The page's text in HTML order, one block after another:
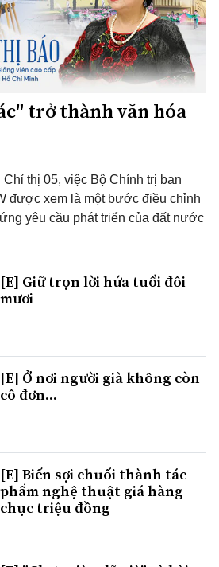
trở thành văn hóa
thị 05, việc Bộ Chính trị ban
được xem là một bước điều chỉnh
yêu cầu phát triển của đất nước
[E] Giữ trọn lời hứa tuổi đôi
mươi
[E] Ở nơi người già không còn
cô đơn...
[E] Biến sợi chuối thành tác
phẩm nghệ thuật giá hàng
chục triệu đồng